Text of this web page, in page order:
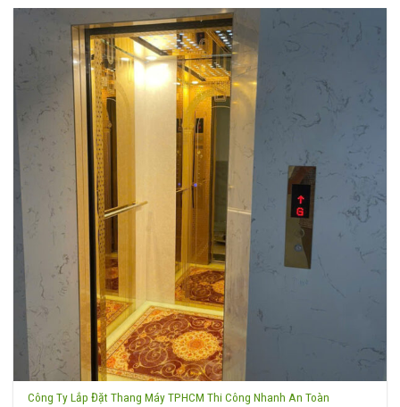
Công Ty Lắp Đặt Thang Máy TPHCM Thi Công Nhanh An Toàn